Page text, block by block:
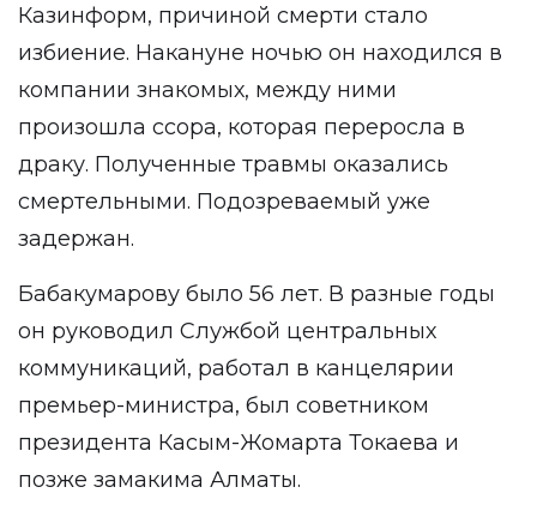
Казинформ, причиной смерти стало
избиение. Накануне ночью он находился в
компании знакомых, между ними
произошла ссора, которая переросла в
драку. Полученные травмы оказались
смертельными. Подозреваемый уже
задержан.
Бабакумарову было 56 лет. В разные годы
он руководил Службой центральных
коммуникаций, работал в канцелярии
премьер-министра, был советником
президента Касым-Жомарта Токаева и
позже замакима Алматы.